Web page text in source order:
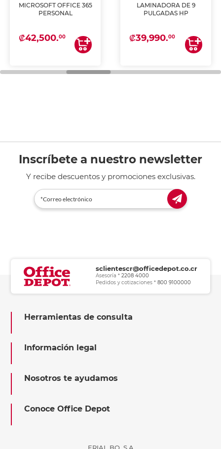
MICROSOFT OFFICE 365
PERSONAL
₡42,500.00
LAMINADORA DE 9
PULGADAS HP
₡39,990.00
Inscríbete a nuestro newsletter
Y recibe descuentos y promociones exclusivas.
sclientescr@officedepot.co.cr
Asesoría *2208 4000
Pedidos y cotizaciones *800 9100000
Herramientas de consulta
Información legal
Nosotros te ayudamos
Conoce Office Depot